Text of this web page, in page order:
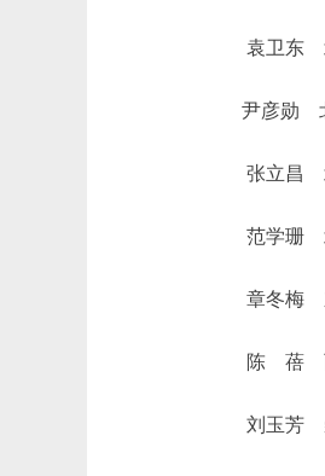
袁卫东 北
尹彦勋 北
张立昌 北
范学珊 北
章冬梅
陈 蓓 西
刘玉芳